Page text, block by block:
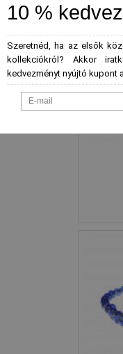
10 %
Szeretnéd, ha az elsők
kollekciókról? Akkor
kedvezményt nyújtó kupont